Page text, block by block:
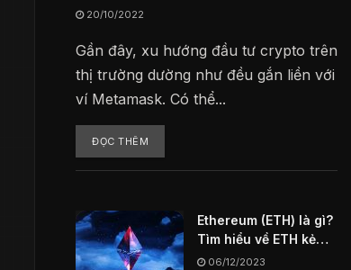
20/10/2022
Gần đây, xu hướng đầu tư crypto trên
thị trường dường như đều gắn liền với
ví Metamask. Có thể...
ĐỌC THÊM
Ethereum (ETH) là gì?
Tìm hiểu về ETH kẻ
thách thức vĩ đại
06/12/2023